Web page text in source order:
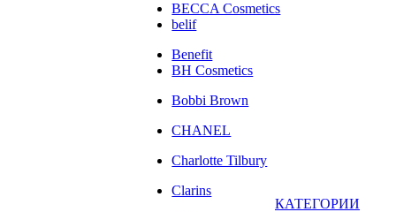
BECCA Cosmetics
belif
Benefit
BH Cosmetics
Bobbi Brown
CHANEL
Charlotte Tilbury
Clarins
КАТЕГОРИИ